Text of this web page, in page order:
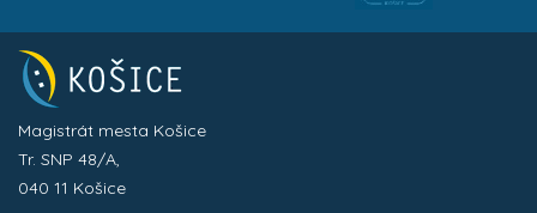
Magistrát mesta Košice
Tr. SNP 48/A,
040 11 Košice